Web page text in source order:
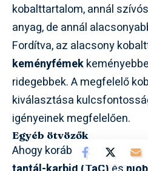
kobalttartalom, annál
anyag, de annál
Fordítva, az alacsony
keményfémek
ridegebbek. A megfelelő
kiválasztása
igényeinek megfelelően.
Egyéb ötvözők
Ahogy korábban említettük, a